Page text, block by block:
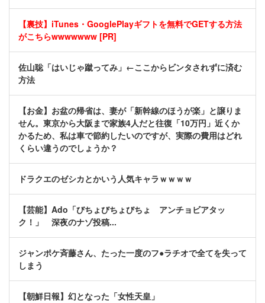
【裏技】iTunes・GooglePlayギフトを無料でGETする方法
がこちらwwwwwww [PR]
佐山聡「はいじゃ蹴ってみ」←ここからビンタされずに済む
方法
【お金】お盆の帰省は、妻が「新幹線のほうが楽」と譲りま
せん。東京から大阪まで家族4人だと往復「10万円」近くか
かるため、私は車で節約したいのですが、実際の費用はどれ
くらい違うのでしょうか？
ドラクエのゼシカとかいう人気キャラｗｗｗｗ
【芸能】Ado「びちょびちょびちょ アンチョビアタッ
ク！」 深夜のナゾ投稿...
ジャンポケ斉藤さん、たった一度のフ●ラチオで全てを失って
しまう
【朝鮮日報】幻となった「女性天皇」